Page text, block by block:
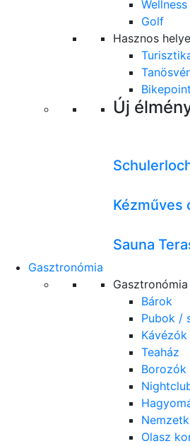
Golf
Hasznos
Bikepoint
Új
Kézműves
Sauna
Gasztronómia
Gasztronómia
Bárok
Pubok /
Kávézók
Teaház
Borozók
Olasz